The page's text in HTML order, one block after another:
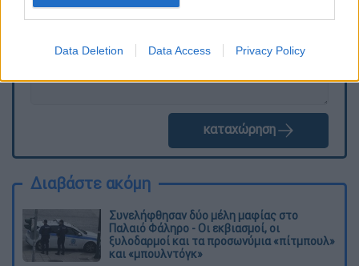
Data Deletion Data Access Privacy Policy
καταχώρηση
Διαβάστε ακόμη
Συνελήφθησαν δύο μέλη μαφίας στο
Παλαιό Φάληρο - Οι εκβιασμοί, οι
ξυλοδαρμοί και τα προσωνύμια «πίτμπουλ»
και «μπουλντόγκ»